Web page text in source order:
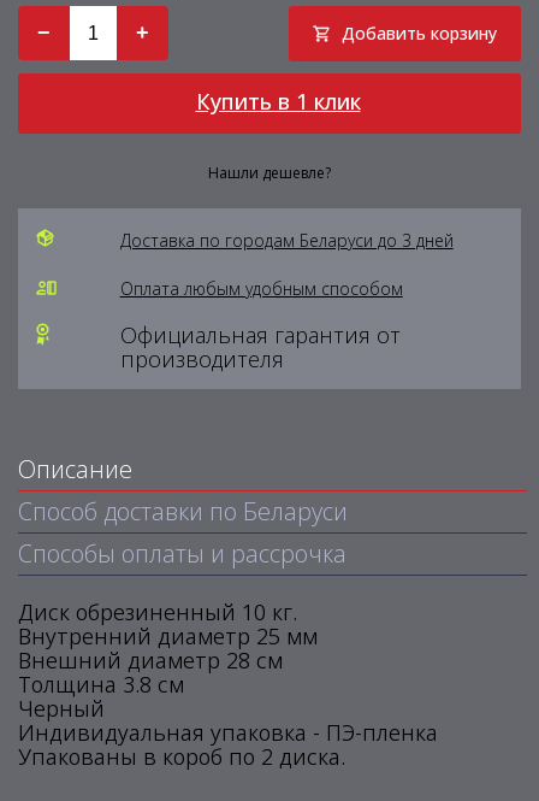
− + Добавить корзину
Купить в 1 клик
Нашли дешевле?
Доставка по городам Беларуси до 3 дней
Оплата любым удобным способом
Официальная гарантия от
производителя
Описание
Способ доставки по Беларуси
Способы оплаты и рассрочка
Диск обрезиненный 10 кг.
Внутренний диаметр 25 мм
Внешний диаметр 28 см
Толщина 3.8 см
Черный
Индивидуальная упаковка - ПЭ-пленка
Упакованы в короб по 2 диска.